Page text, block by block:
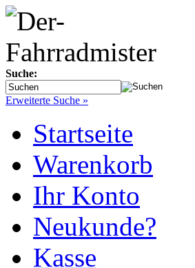
Suche:
Erweiterte Suche »
Startseite
Warenkorb
Ihr Konto
Neukunde?
Kasse